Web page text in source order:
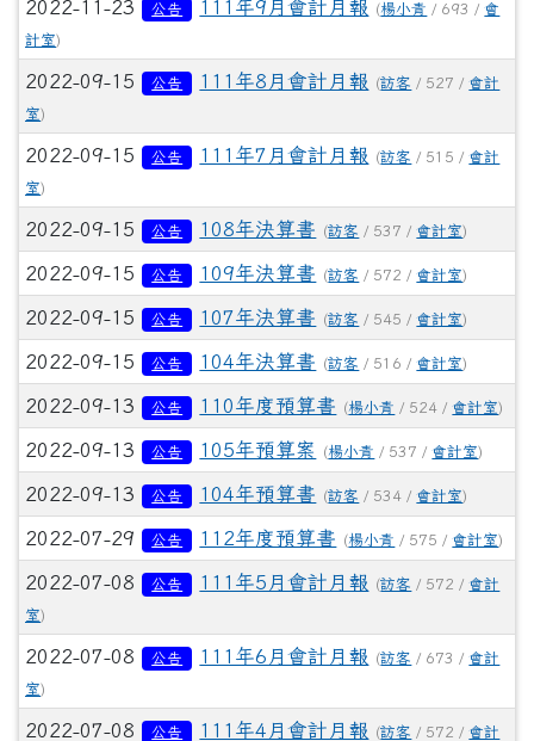
2022-11-23 公告 111年9月會計月報 (楊小青 / 693 /會
計室)
2022-09-15 公告 111年8月會計月報 (訪客 / 527 /會計
室)
2022-09-15 公告 111年7月會計月報 (訪客 / 515 /會計
室)
2022-09-15 公告 108年決算書 (訪客 / 537 /會計室)
2022-09-15 公告 109年決算書 (訪客 / 572 /會計室)
2022-09-15 公告 107年決算書 (訪客 / 545 /會計室)
2022-09-15 公告 104年決算書 (訪客 / 516 /會計室)
2022-09-13 公告 110年度預算書 (楊小青 / 524 /會計室)
2022-09-13 公告 105年預算案 (楊小青 / 537 /會計室)
2022-09-13 公告 104年預算書 (訪客 / 534 /會計室)
2022-07-29 公告 112年度預算書 (楊小青 / 575 /會計室)
2022-07-08 公告 111年5月會計月報 (訪客 / 572 /會計
室)
2022-07-08 公告 111年6月會計月報 (訪客 / 673 /會計
室)
2022-07-08 公告 111年4月會計月報 (訪客 / 572 /會計